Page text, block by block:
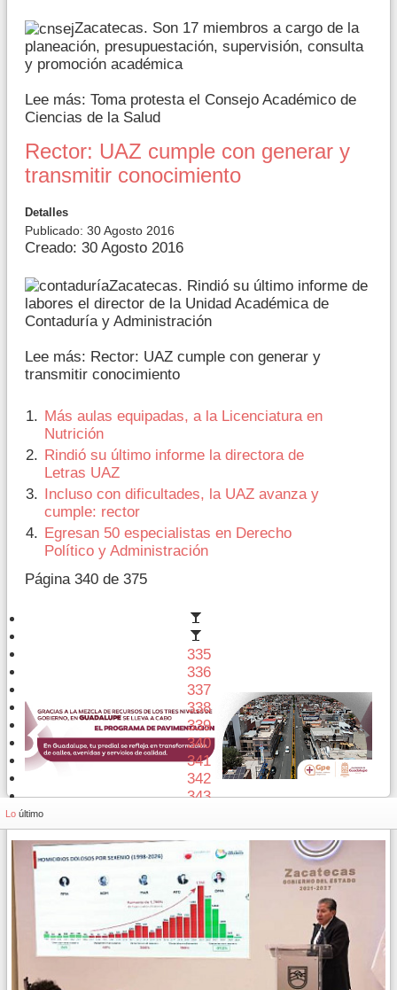
Zacatecas. Son 17 miembros a cargo de la
planeación, presupuestación, supervisión, consulta
y promoción académica
Lee más: Toma protesta el Consejo Académico de
Ciencias de la Salud
Rector: UAZ cumple con generar y
transmitir conocimiento
Detalles
Publicado: 30 Agosto 2016
Creado: 30 Agosto 2016
Zacatecas. Rindió su último informe de
labores el director de la Unidad Académica de
Contaduría y Administración
Lee más: Rector: UAZ cumple con generar y
transmitir conocimiento
Más aulas equipadas, a la Licenciatura en
Nutrición
Rindió su último informe la directora de
Letras UAZ
Incluso con dificultades, la UAZ avanza y
cumple: rector
Egresan 50 especialistas en Derecho
Político y Administración
Página 340 de 375
335
336
337
338
339
340
341
342
343
Lo último